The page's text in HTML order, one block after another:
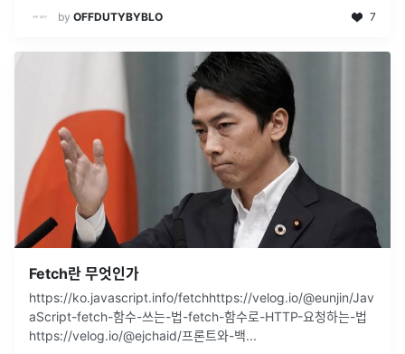
by OFFDUTYBYBLO 7
Fetch란 무엇인가
https://ko.javascript.info/fetchhttps://velog.io/@eunjin/Jav
aScript-fetch-함수-쓰는-법-fetch-함수로-HTTP-요청하는-법
https://velog.io/@ejchaid/프론트와-백...